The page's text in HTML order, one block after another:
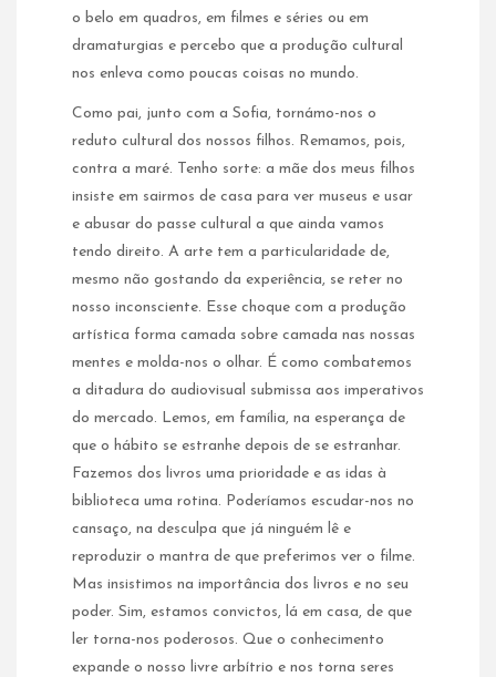
o belo em quadros, em filmes e séries ou em
dramaturgias e percebo que a produção cultural
nos enleva como poucas coisas no mundo.
Como pai, junto com a Sofia, tornámo-nos o
reduto cultural dos nossos filhos. Remamos, pois,
contra a maré. Tenho sorte: a mãe dos meus filhos
insiste em sairmos de casa para ver museus e usar
e abusar do passe cultural a que ainda vamos
tendo direito. A arte tem a particularidade de,
mesmo não gostando da experiência, se reter no
nosso inconsciente. Esse choque com a produção
artística forma camada sobre camada nas nossas
mentes e molda-nos o olhar. É como combatemos
a ditadura do audiovisual submissa aos imperativos
do mercado. Lemos, em família, na esperança de
que o hábito se estranhe depois de se estranhar.
Fazemos dos livros uma prioridade e as idas à
biblioteca uma rotina. Poderíamos escudar-nos no
cansaço, na desculpa que já ninguém lê e
reproduzir o mantra de que preferimos ver o filme.
Mas insistimos na importância dos livros e no seu
poder. Sim, estamos convictos, lá em casa, de que
ler torna-nos poderosos. Que o conhecimento
expande o nosso livre arbítrio e nos torna seres